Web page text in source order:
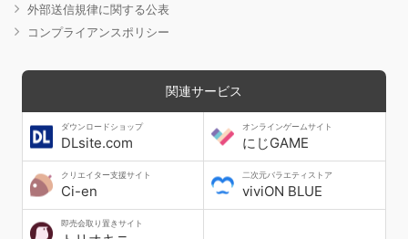
外部送信規律に関する公表
コンプライアンスポリシー
関連サービス
ダウンロードショップ
DLsite.com
オンラインゲームサイト
にじGAME
クリエイター支援サイト
Ci-en
二次元バラエティストア
viviON BLUE
即売会取り置きサイト